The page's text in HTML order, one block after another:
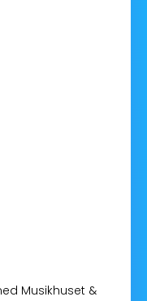
Musikhuset &